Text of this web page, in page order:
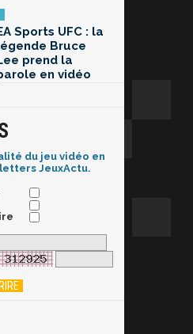
Sports UFC : la
Bruce
prend la
en vidéo
du jeu vidéo en
JeuxActu.